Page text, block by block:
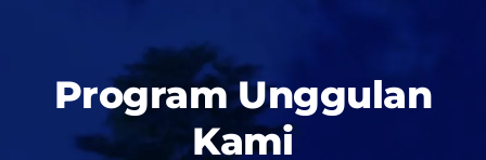
Program Unggulan
Kami